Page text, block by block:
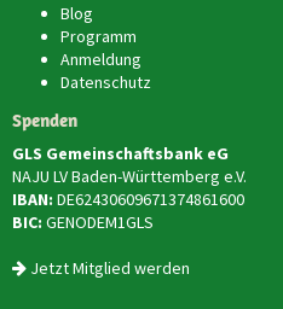
Blog
Programm
Anmeldung
Datenschutz
Spenden
GLS Gemeinschaftsbank eG
NAJU LV Baden-Württemberg e.V.
IBAN: DE62430609671374861600
BIC: GENODEM1GLS
Jetzt Mitglied werden